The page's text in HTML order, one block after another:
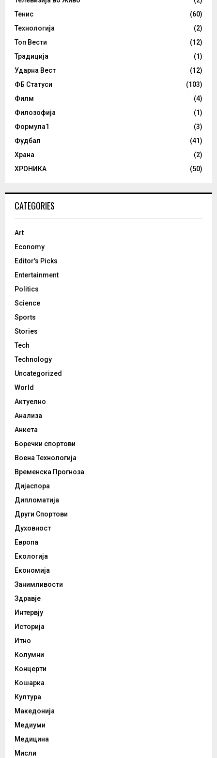
Тенис
(60)
Технологија
(2)
Топ Вести
(12)
Традиција
(1)
Ударна Вест
(12)
ФБ Статуси
(103)
Филм
(4)
Филозофија
(1)
Формула1
(3)
Фудбал
(41)
Храна
(2)
ХРОНИКА
(50)
CATEGORIES
Art
Economy
Editor's Picks
Entertainment
Politics
Science
Sports
Stories
Tech
Technology
Uncategorized
World
Актуелно
Анализа
Анкета
Боречки спортови
Воена Технологија
Временска Прогноза
Дијаспора
Дипломатија
Други Спортови
Духовност
Европа
Екологија
Економија
Занимливости
Здравје
Интервју
Историја
Итно
Колумни
Концерти
Кошарка
Култура
Македонија
Медиуми
Медицина
Мисли